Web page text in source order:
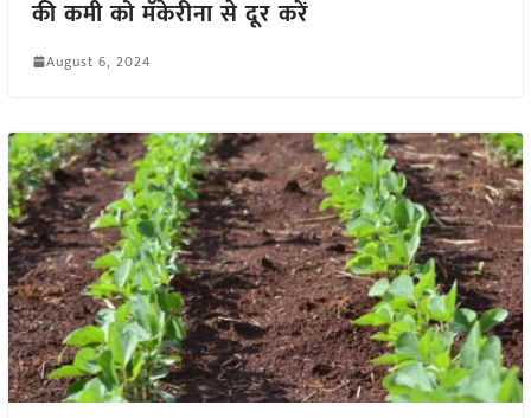
की कमी को मॅकेरीना से दूर करें
August 6, 2024